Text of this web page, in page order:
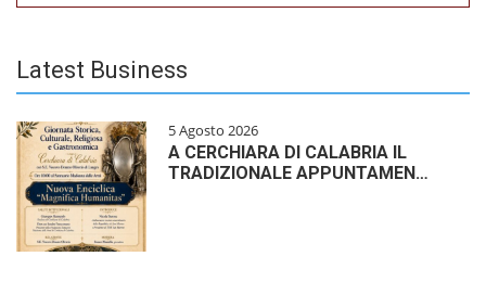
Latest Business
5 Agosto 2026
A CERCHIARA DI CALABRIA IL
TRADIZIONALE APPUNTAMEN…